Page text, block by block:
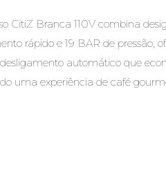
CitiZ Branca 110V combina
rápido e 19 BAR de pressão,
automático que
uma experiência de café